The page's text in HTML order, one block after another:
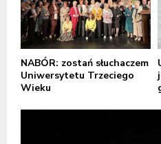
NABÓR: zostań słuchaczem
Uniwersytetu Trzeciego
Wieku